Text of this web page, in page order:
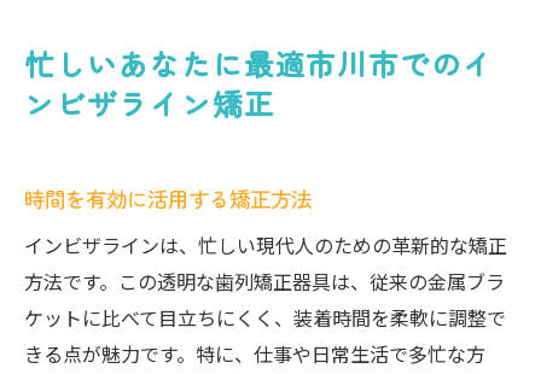
忙しいあなたに最適市川市でのイ
ンビザライン矯正
時間を有効に活用する矯正方法
インビザラインは、忙しい現代人のための革新的な矯正
方法です。この透明な歯列矯正器具は、従来の金属ブラ
ケットに比べて目立ちにくく、装着時間を柔軟に調整で
きる点が魅力です。特に、仕事や日常生活で多忙な方